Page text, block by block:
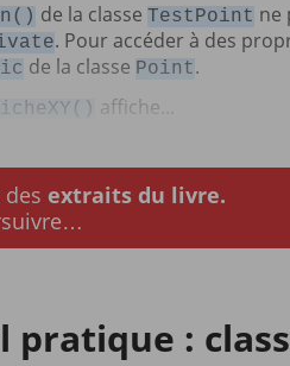
de la classe TestPoint ne
. Pour accéder à des
de la classe Point.
affiche...
extraits du livre.
pratique :